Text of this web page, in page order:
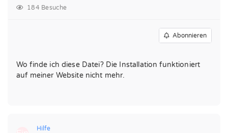
184 Besuche
Abonnieren
Wo finde ich diese Datei? Die Installation funktioniert
auf meiner Website nicht mehr.
Hilfe